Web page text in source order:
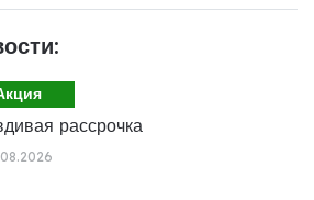
рассрочка